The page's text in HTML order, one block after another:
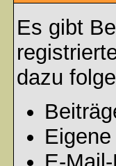
Es gibt
dazu